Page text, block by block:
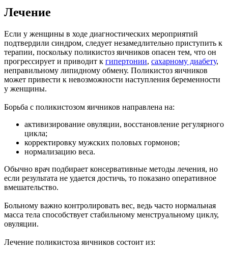
Лечение
Если у женщины в ходе диагностических мероприятий
подтвердили синдром, следует незамедлительно приступить к
терапии, поскольку поликистоз яичников опасен тем, что он
прогрессирует и приводит к гипертонии, сахарному диабету,
неправильному липидному обмену. Поликистоз яичников
может привести к невозможности наступления беременности
у женщины.
Борьба с поликистозом яичников направлена на:
активизирование овуляции, восстановление регулярного
цикла;
корректировку мужских половых гормонов;
нормализацию веса.
Обычно врач подбирает консервативные методы лечения, но
если результата не удается достичь, то показано оперативное
вмешательство.
Больному важно контролировать вес, ведь часто нормальная
масса тела способствует стабильному менструальному циклу,
овуляции.
Лечение поликистоза яичников состоит из: